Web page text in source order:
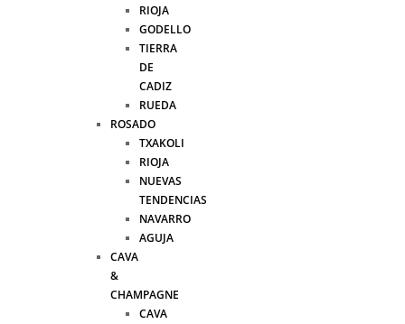
RIOJA
GODELLO
TIERRA
DE
CADIZ
RUEDA
ROSADO
TXAKOLI
RIOJA
NUEVAS
TENDENCIAS
NAVARRO
AGUJA
CAVA
&
CHAMPAGNE
CAVA